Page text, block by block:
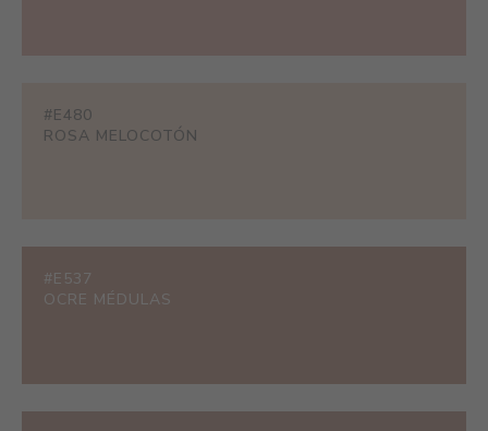
#E480
ROSA MELOCOTÓN
#E537
OCRE MÉDULAS